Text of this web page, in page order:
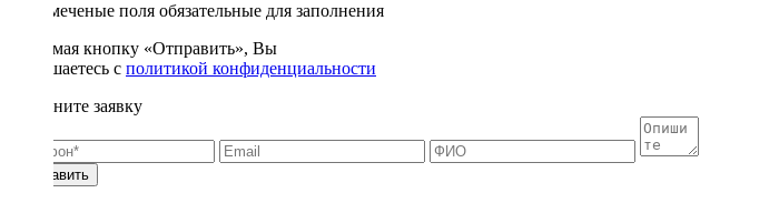
* - отмеченые поля обязательные для заполнения
Нажимая кнопку «Отправить», Вы
соглашаетесь с политикой конфиденциальности
Заполните заявку
Отправить